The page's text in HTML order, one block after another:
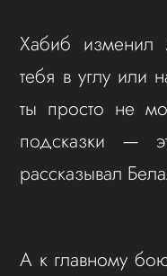
Хабиб
тебя в углу или
ты просто не
подсказки —
рассказывал
А к главному